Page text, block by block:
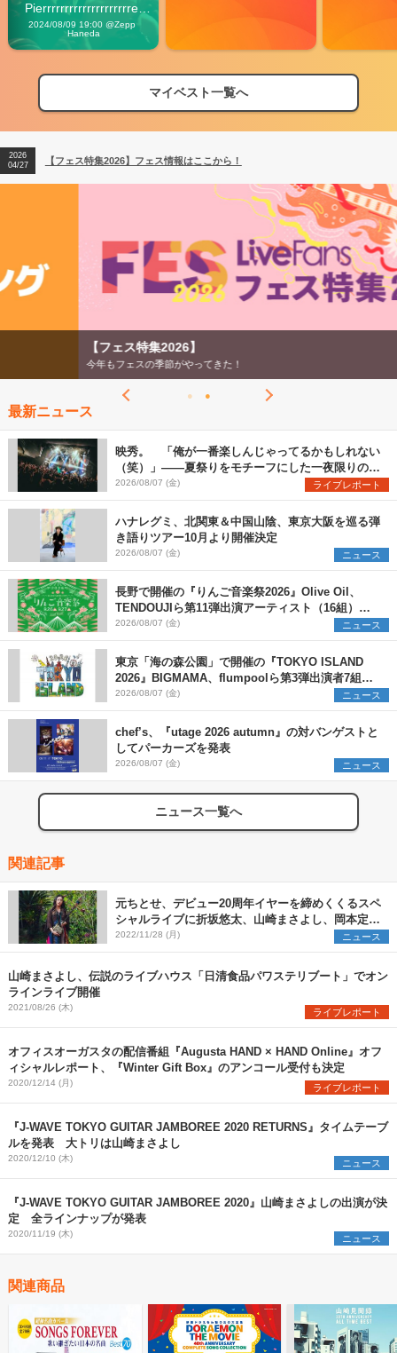
Pierrrrrrrrrrrrrrrrrrrre
Vibes
2024/08/09 19:00 @Zepp
Haneda
マイベスト一覧へ
【フェス特集2026】フェス情報はここから！
【ライブ動員ランキング】2026年上半期編発表！
2026
04/27
【フェス特集2026】フェス情報はここから！
2026
【ライブ動員ランキング】2026年上半期編発表！
【フェス特集2026】
今年もフェスの季節がやってきた！
最新ニュース
映秀。 「俺が一番楽しんじゃってるかもしれない
（笑）」――夏祭りをモチーフにした一夜限りのス
ペシャルライブ『色祭』レポート
2026/08/07 (金) ライブレポート
ハナレグミ、北関東＆中国山陰、東京大阪を巡る弾
き語りツアー10月より開催決定
2026/08/07 (金) ニュース
長野で開催の『りんご音楽祭2026』Olive Oil、
TENDOUJIら第11弾出演アーティスト（16組）を
発表
2026/08/07 (金) ニュース
東京「海の森公園」で開催の『TOKYO ISLAND
2026』BIGMAMA、flumpoolら第3弾出演者7組を
発表 ワークショップ・アート出展者を募集
2026/08/07 (金) ニュース
chef’s、『utage 2026 autumn』の対バンゲストと
してパーカーズを発表
2026/08/07 (金) ニュース
ニュース一覧へ
関連記事
元ちとせ、デビュー20周年イヤーを締めくくるスペ
シャルライブに折坂悠太、山崎まさよし、岡本定義
（COIL）のゲスト出演が決定
2022/11/28 (月) ニュース
山崎まさよし、伝説のライブハウス「日清食品パワステリブート」でオン
ラインライブ開催
2021/08/26 (木) ライブレポート
オフィスオーガスタの配信番組『Augusta HAND × HAND Online』オフ
ィシャルレポート、『Winter Gift Box』のアンコール受付も決定
2020/12/14 (月) ライブレポート
『J-WAVE TOKYO GUITAR JAMBOREE 2020 RETURNS』タイムテーブ
ルを発表 大トリは山崎まさよし
2020/12/10 (木) ニュース
『J-WAVE TOKYO GUITAR JAMBOREE 2020』山崎まさよしの出演が決
定 全ラインナップが発表
2020/11/19 (木) ニュース
関連商品